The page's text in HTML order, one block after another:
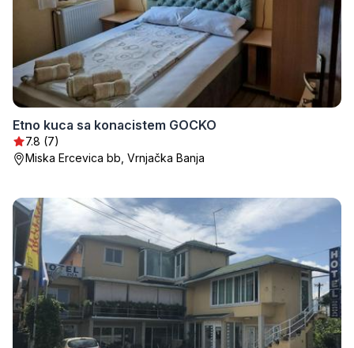
Etno kuca sa konacistem GOCKO
7.8 (7)
Miska Ercevica bb, Vrnjačka Banja